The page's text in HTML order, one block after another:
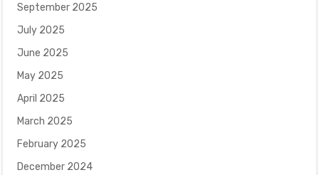
September 2025
July 2025
June 2025
May 2025
April 2025
March 2025
February 2025
December 2024